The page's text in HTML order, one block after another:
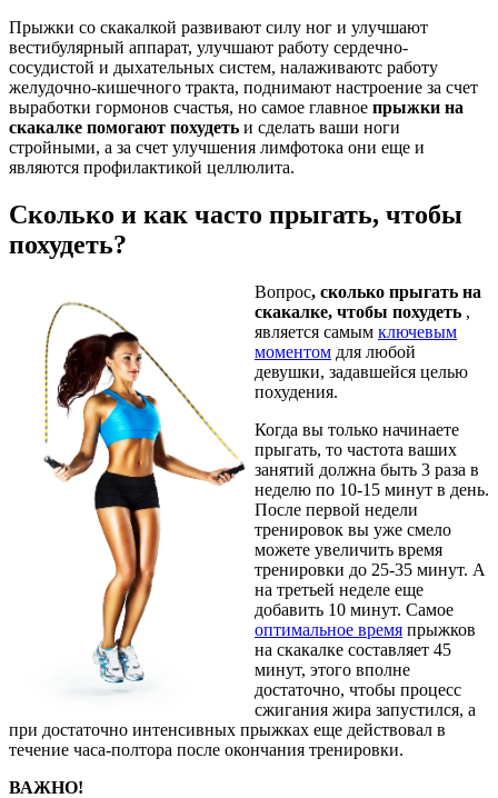
Прыжки со скакалкой развивают силу ног и улучшают
вестибулярный аппарат, улучшают работу сердечно-
сосудистой и дыхательных систем, налаживаютс работу
желудочно-кишечного тракта, поднимают настроение за счет
выработки гормонов счастья, но самое главное прыжки на
скакалке помогают похудеть и сделать ваши ноги
стройными, а за счет улучшения лимфотока они еще и
являются профилактикой целлюлита.
Сколько и как часто прыгать, чтобы
похудеть?
Вопрос, сколько прыгать на
скакалке, чтобы похудеть ,
является самым ключевым
моментом для любой
девушки, задавшейся целью
похудения.
Когда вы только начинаете
прыгать, то частота ваших
занятий должна быть 3 раза в
неделю по 10-15 минут в день.
После первой недели
тренировок вы уже смело
можете увеличить время
тренировки до 25-35 минут. А
на третьей неделе еще
добавить 10 минут. Самое
оптимальное время прыжков
на скакалке составляет 45
минут, этого вполне
достаточно, чтобы процесс
сжигания жира запустился, а
при достаточно интенсивных прыжках еще действовал в
течение часа-полтора после окончания тренировки.
ВАЖНО!